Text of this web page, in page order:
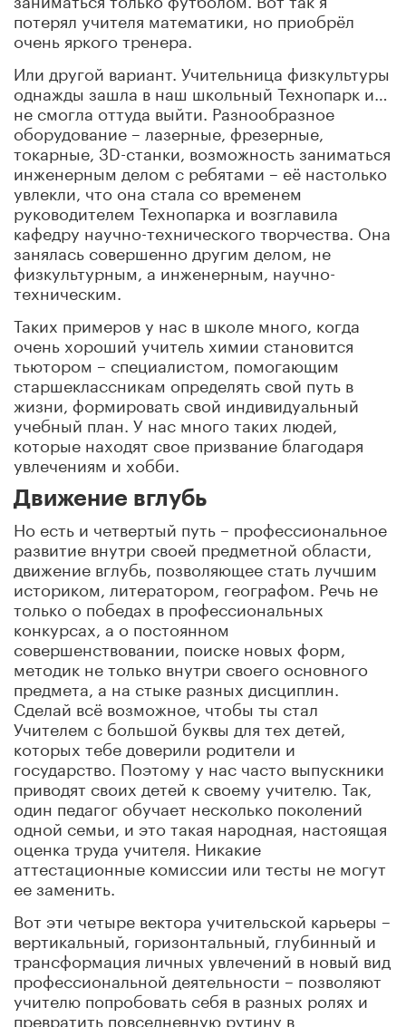
потерял учителя математики, но приобрёл
очень яркого тренера.
Или другой вариант. Учительница физкультуры
однажды зашла в наш школьный Технопарк и…
не смогла оттуда выйти. Разнообразное
оборудование – лазерные, фрезерные,
токарные, 3D-станки, возможность заниматься
инженерным делом с ребятами – её настолько
увлекли, что она стала со временем
руководителем Технопарка и возглавила
кафедру научно-технического творчества. Она
занялась совершенно другим делом, не
физкультурным, а инженерным, научно-
техническим.
Таких примеров у нас в школе много, когда
очень хороший учитель химии становится
тьютором – специалистом, помогающим
старшеклассникам определять свой путь в
жизни, формировать свой индивидуальный
учебный план. У нас много таких людей,
которые находят свое призвание благодаря
увлечениям и хобби.
Движение вглубь
Но есть и четвертый путь – профессиональное
развитие внутри своей предметной области,
движение вглубь, позволяющее стать лучшим
историком, литератором, географом. Речь не
только о победах в профессиональных
конкурсах, а о постоянном
совершенствовании, поиске новых форм,
методик не только внутри своего основного
предмета, а на стыке разных дисциплин.
Сделай всё возможное, чтобы ты стал
Учителем с большой буквы для тех детей,
которых тебе доверили родители и
государство. Поэтому у нас часто выпускники
приводят своих детей к своему учителю. Так,
один педагог обучает несколько поколений
одной семьи, и это такая народная, настоящая
оценка труда учителя. Никакие
аттестационные комиссии или тесты не могут
ее заменить.
Вот эти четыре вектора учительской карьеры –
вертикальный, горизонтальный, глубинный и
трансформация личных увлечений в новый вид
профессиональной деятельности – позволяют
учителю попробовать себя в разных ролях и
превратить повседневную рутину в